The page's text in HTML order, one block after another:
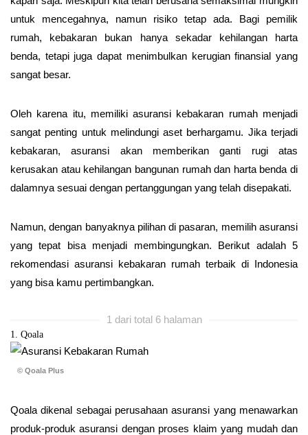
untuk mencegahnya, namun risiko tetap ada. Bagi pemilik
rumah, kebakaran bukan hanya sekadar kehilangan harta
benda, tetapi juga dapat menimbulkan kerugian finansial yang
sangat besar.
Oleh karena itu, memiliki asuransi kebakaran rumah menjadi
sangat penting untuk melindungi aset berhargamu. Jika terjadi
kebakaran, asuransi akan memberikan ganti rugi atas
kerusakan atau kehilangan bangunan rumah dan harta benda di
dalamnya sesuai dengan pertanggungan yang telah disepakati.
Namun, dengan banyaknya pilihan di pasaran, memilih asuransi
yang tepat bisa menjadi membingungkan. Berikut adalah 5
rekomendasi asuransi kebakaran rumah terbaik di Indonesia
yang bisa kamu pertimbangkan.
1 dari total 6 halaman
1. Qoala
© Qoala Plus
Qoala dikenal sebagai perusahaan asuransi yang menawarkan
produk-produk asuransi dengan proses klaim yang mudah dan